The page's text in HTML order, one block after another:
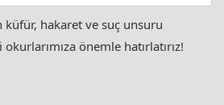
hakaret ve suç unsuru
önemle hatırlatırız!